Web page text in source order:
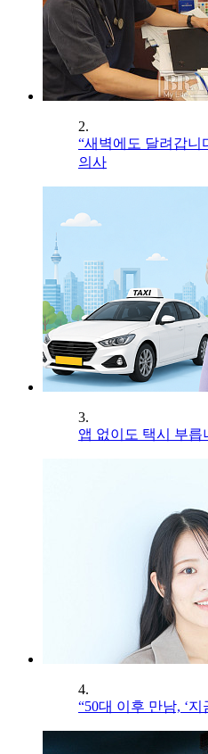
2.
“새벽에도 달려갑니
의사
3.
앱 없이도 택시 부릅
4.
“50대 이후 만남, ‘